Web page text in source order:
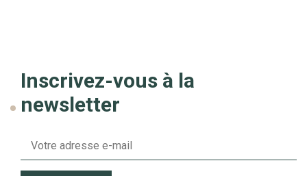
Inscrivez-vous à la
newsletter